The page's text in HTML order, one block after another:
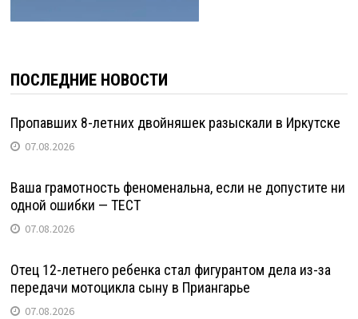
ПОСЛЕДНИЕ НОВОСТИ
Пропавших 8-летних двойняшек разыскали в Иркутске
07.08.2026
Ваша грамотность феноменальна, если не допустите ни
одной ошибки — ТЕСТ
07.08.2026
Отец 12-летнего ребенка стал фигурантом дела из-за
передачи мотоцикла сыну в Приангарье
07.08.2026